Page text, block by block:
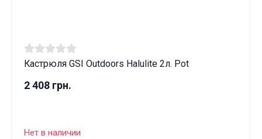
Кастрюля GSI Outdoors Halulite 2л. Pot
2 408 грн.
Нет в наличии